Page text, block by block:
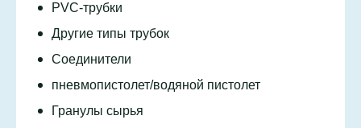
PVC-трубки
Другие типы трубок
Соединители
пневмопистолет/водяной пистолет
Гранулы сырья